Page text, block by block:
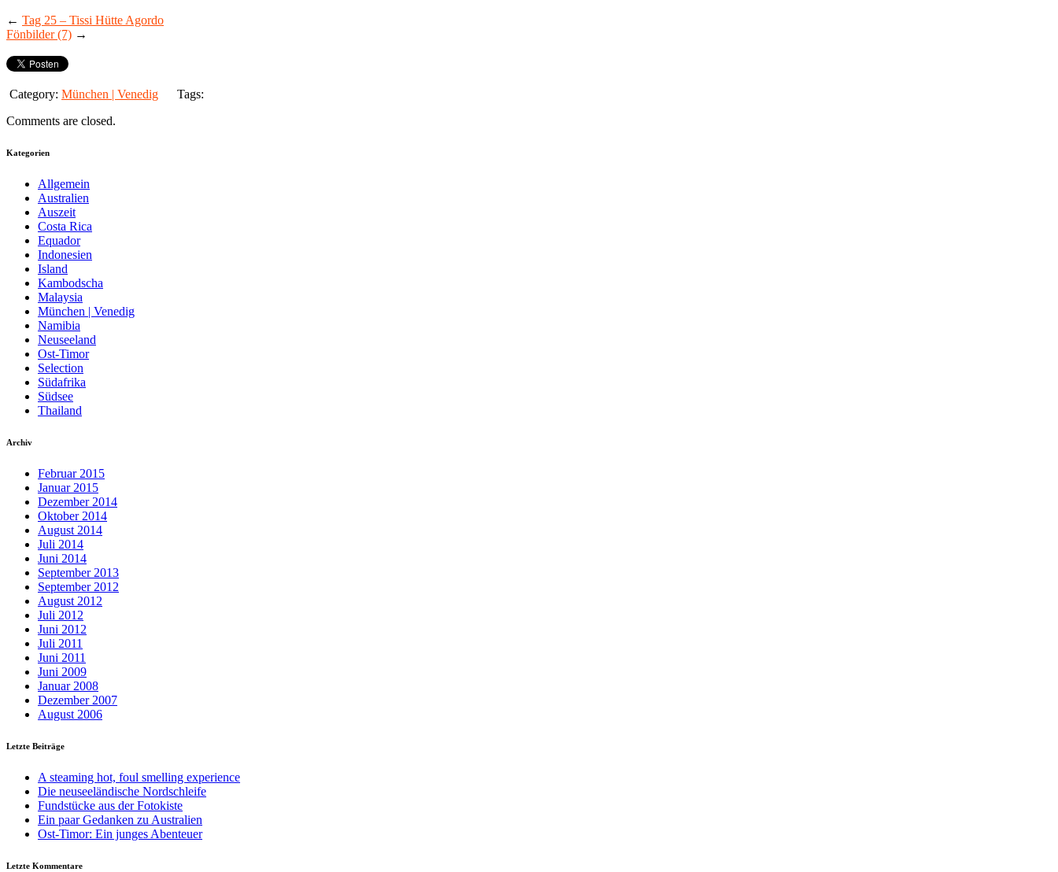
← Tag 25 – Tissi Hütte Agordo
Fönbilder (7) →
Category: München | Venedig
Tags:
Comments are closed.
Kategorien
Allgemein
Australien
Auszeit
Costa Rica
Equador
Indonesien
Island
Kambodscha
Malaysia
München | Venedig
Namibia
Neuseeland
Ost-Timor
Selection
Südafrika
Südsee
Thailand
Archiv
Februar 2015
Januar 2015
Dezember 2014
Oktober 2014
August 2014
Juli 2014
Juni 2014
September 2013
September 2012
August 2012
Juli 2012
Juni 2012
Juli 2011
Juni 2011
Juni 2009
Januar 2008
Dezember 2007
August 2006
Letzte Beiträge
A steaming hot, foul smelling experience
Die neuseeländische Nordschleife
Fundstücke aus der Fotokiste
Ein paar Gedanken zu Australien
Ost-Timor: Ein junges Abenteuer
Letzte Kommentare